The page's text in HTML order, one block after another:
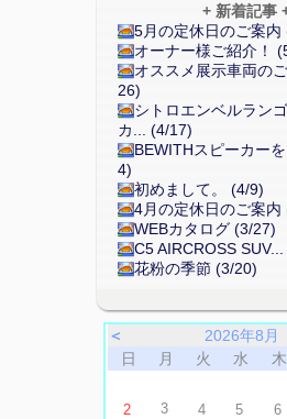
+ 新着記事
5月の定休日のご案内
オーナー様ご紹介！
オススメ展示車両の
26)
シトロエンベルラン
カ... (4/17)
BEWITHスピーカー
4)
初めまして。 (4/9)
4月の定休日のご案内
WEBカタログ (3/27)
C5 AIRCROSS
花粉の季節 (3/20)
＜ 2026年8月
日
月 火 水 木
2
3 4 5 6